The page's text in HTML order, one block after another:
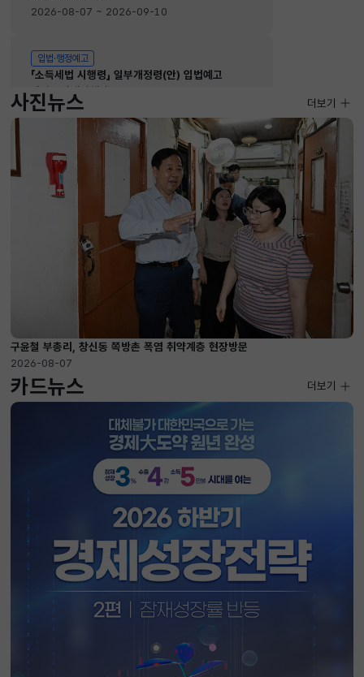
2026-08-07 ~ 2026-09-10
입법·행정예고
「소득세법 시행령」 일부개정령(안) 입법예고
재산소비세정책관
2026-08-07 ~ 2026-09-10
사진뉴스
구윤철 부총리, 창신동 쪽방촌 폭염 취약계층 현장방문
2026-08-07
사진뉴스
더보기
카드뉴스 더보기